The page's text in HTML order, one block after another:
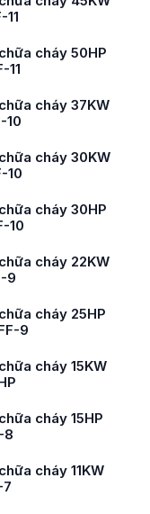
11
cháy 50HP
11
cháy 37KW
10
cháy 30KW
10
cháy 30HP
10
cháy 22KW
9
cháy 25HP
9
cháy 15KW
cháy 15HP
8
cháy 11KW
7